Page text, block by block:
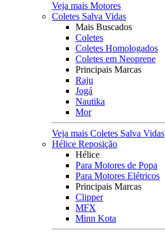
Veja mais Motores
Coletes Salva Vidas
Mais Buscados
Coletes
Coletes Homologados
Coletes em Neoprene
Principais Marcas
Raju
Jogá
Nautika
Mor
Veja mais Coletes Salva Vidas
Hélice Reposição
Hélice
Para Motores de Popa
Para Motores Elétricos
Principais Marcas
Clipper
MFX
Minn Kota